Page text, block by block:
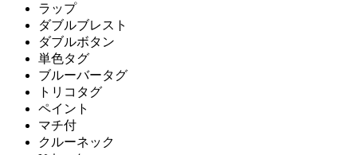
ラップ
ダブルブレスト
ダブルボタン
単色タグ
ブルーバータグ
トリコタグ
ペイント
マチ付
クルーネック